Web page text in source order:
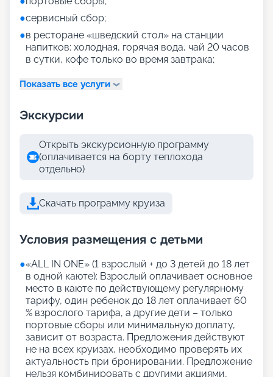
●сервисный сбор;
●в ресторане «шведский стол» на станции
напитков: холодная, горячая вода, чай 20 часов
в сутки, кофе только во время завтрака;
Показать все услуги
Экскурсии
Открыть экскурсионную программу
(оплачивается на борту теплохода
отдельно)
Скачать программу круиза
Условия размещения с детьми
●«АLL IN ONE» (1 взрослый + до 3 детей до 18 лет
в одной каюте): Взрослый оплачивает основное
место в каюте по действующему регулярному
тарифу, один ребенок до 18 лет оплачивает 60
% взрослого тарифа, а другие дети – только
портовые сборы или минимальную доплату,
зависит от возраста. Предложения действуют
не на всех круизах, необходимо проверять их
актуальность при бронировании. Предложение
нельзя комбинировать с другими акциями,